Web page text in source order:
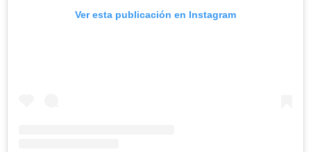
Ver esta publicación en Instagram